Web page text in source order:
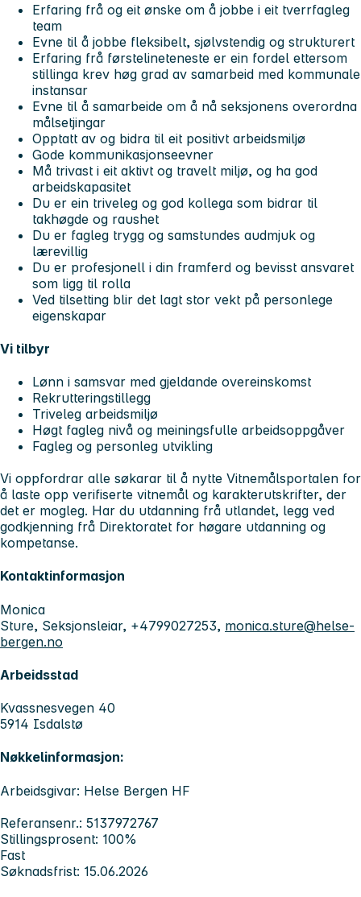
Erfaring frå og eit ønske om å jobbe i eit tverrfagleg
team
Evne til å jobbe fleksibelt, sjølvstendig og strukturert
Erfaring frå førstelineteneste er ein fordel ettersom
stillinga krev høg grad av samarbeid med kommunale
instansar
Evne til å samarbeide om å nå seksjonens overordna
målsetjingar
Opptatt av og bidra til eit positivt arbeidsmiljø
Gode kommunikasjonseevner
Må trivast i eit aktivt og travelt miljø, og ha god
arbeidskapasitet
Du er ein triveleg og god kollega som bidrar til
takhøgde og raushet
Du er fagleg trygg og samstundes audmjuk og
lærevillig
Du er profesjonell i din framferd og bevisst ansvaret
som ligg til rolla
Ved tilsetting blir det lagt stor vekt på personlege
eigenskapar
Vi tilbyr
Lønn i samsvar med gjeldande overeinskomst
Rekrutteringstillegg
Triveleg arbeidsmiljø
Høgt fagleg nivå og meiningsfulle arbeidsoppgåver
Fagleg og personleg utvikling
Vi oppfordrar alle søkarar til å nytte Vitnemålsportalen for
å laste opp verifiserte vitnemål og karakterutskrifter, der
det er mogleg. Har du utdanning frå utlandet, legg ved
godkjenning frå Direktoratet for høgare utdanning og
kompetanse.
Kontaktinformasjon
Monica
Sture, Seksjonsleiar, +4799027253, monica.sture@helse-
bergen.no
Arbeidsstad
Kvassnesvegen 40
5914 Isdalstø
Nøkkelinformasjon:
Arbeidsgivar: Helse Bergen HF
Referansenr.: 5137972767
Stillingsprosent: 100%
Fast
Søknadsfrist: 15.06.2026